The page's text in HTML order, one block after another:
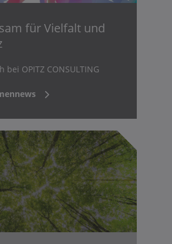
für Vielfalt und
bei OPITZ CONSULTING